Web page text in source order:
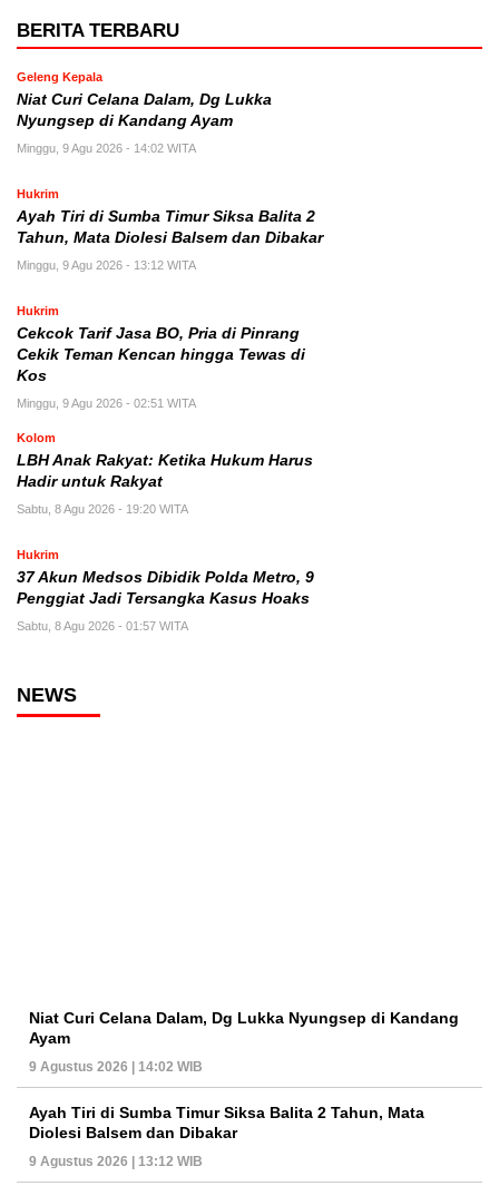
BERITA TERBARU
Geleng Kepala
Niat Curi Celana Dalam, Dg Lukka
Nyungsep di Kandang Ayam
Minggu, 9 Agu 2026 - 14:02 WITA
Hukrim
Ayah Tiri di Sumba Timur Siksa Balita 2
Tahun, Mata Diolesi Balsem dan Dibakar
Minggu, 9 Agu 2026 - 13:12 WITA
Hukrim
Cekcok Tarif Jasa BO, Pria di Pinrang
Cekik Teman Kencan hingga Tewas di
Kos
Minggu, 9 Agu 2026 - 02:51 WITA
Kolom
LBH Anak Rakyat: Ketika Hukum Harus
Hadir untuk Rakyat
Sabtu, 8 Agu 2026 - 19:20 WITA
Hukrim
37 Akun Medsos Dibidik Polda Metro, 9
Penggiat Jadi Tersangka Kasus Hoaks
Sabtu, 8 Agu 2026 - 01:57 WITA
NEWS
Niat Curi Celana Dalam, Dg Lukka Nyungsep di Kandang
Ayam
9 Agustus 2026 | 14:02 WIB
Ayah Tiri di Sumba Timur Siksa Balita 2 Tahun, Mata
Diolesi Balsem dan Dibakar
9 Agustus 2026 | 13:12 WIB